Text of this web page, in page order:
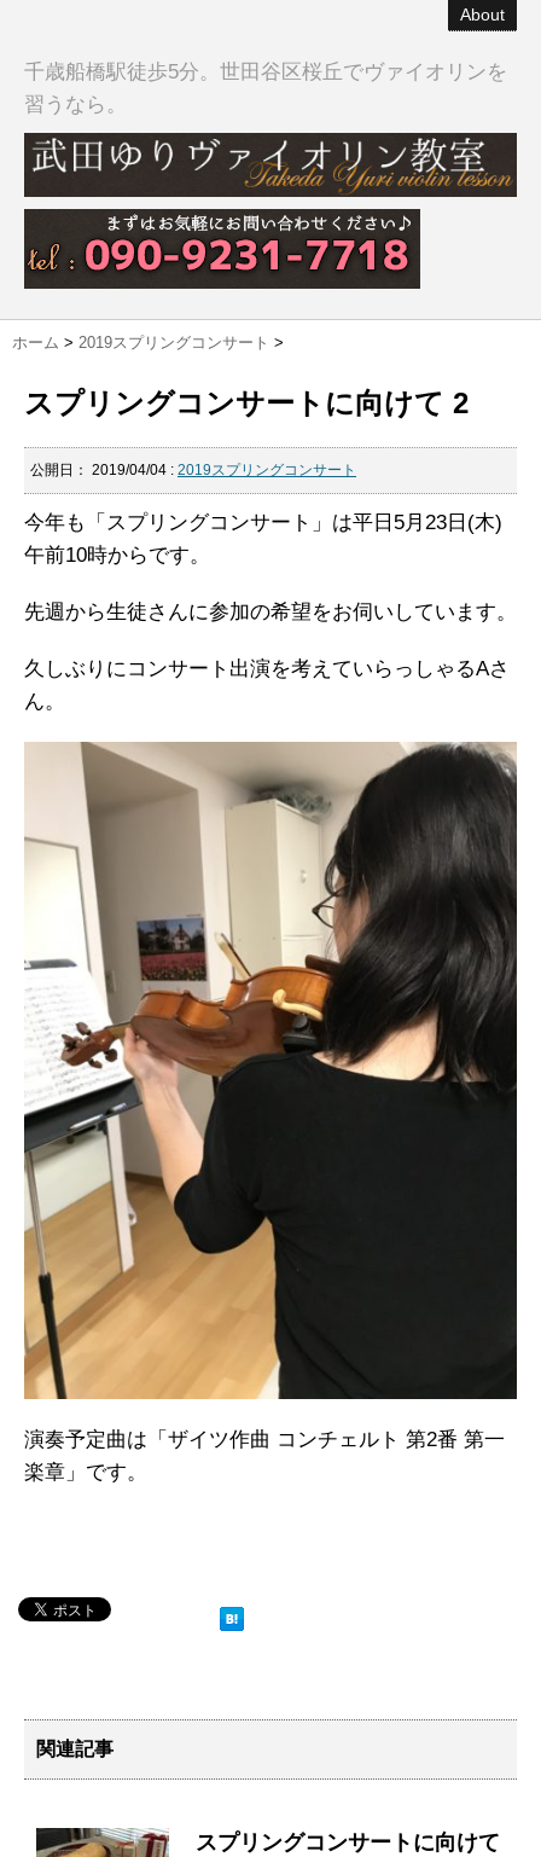
About
千歳船橋駅徒歩5分。世田谷区桜丘でヴァイオリンを
習うなら。
ホーム > 2019スプリングコンサート >
スプリングコンサートに向けて 2
公開日： 2019/04/04 : 2019スプリングコンサート
今年も「スプリングコンサート」は平日5月23日(木)
午前10時からです。
先週から生徒さんに参加の希望をお伺いしています。
久しぶりにコンサート出演を考えていらっしゃるAさ
ん。
演奏予定曲は「ザイツ作曲 コンチェルト 第2番 第一
楽章」です。
関連記事
スプリングコンサートに向けて